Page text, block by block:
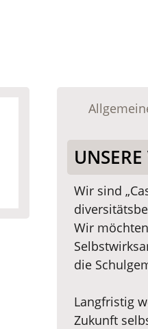
Wir sind
Wir
die
Langfristig
Zukunft